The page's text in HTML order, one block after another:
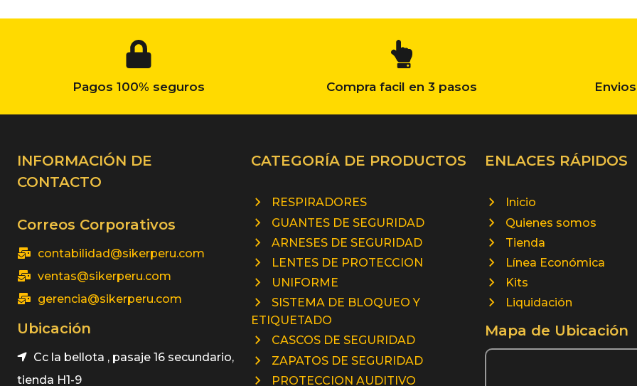
Pagos 100% seguros Compra facil en 3 pasos
INFORMACIÓN DE
CONTACTO
Correos Corporativos
contabilidad@sikerperu.com
ventas@sikerperu.com
gerencia@sikerperu.com
Ubicación
Cc la bellota , pasaje 16 secundario,
tienda H1-9
CATEGORÍA DE PRODUCTOS
RESPIRADORES
GUANTES DE SEGURIDAD
ARNESES DE SEGURIDAD
LENTES DE PROTECCION
UNIFORME
SISTEMA DE BLOQUEO Y
ETIQUETADO
CASCOS DE SEGURIDAD
ZAPATOS DE SEGURIDAD
PROTECCION AUDITIVO
ENLACES RÁPIDOS
Inicio
Quienes somos
Tienda
Línea Económica
Kits
Liquidación
Mapa de Ubicación